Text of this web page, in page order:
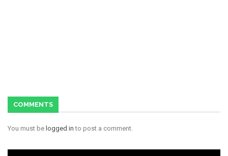
COMMENTS
You must be logged in to post a comment.